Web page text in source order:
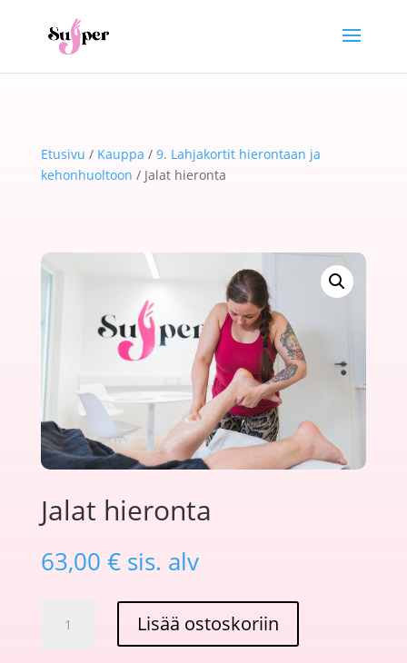
Etusivu / Kauppa / 9. Lahjakortit hierontaan ja
kehonhuoltoon / Jalat hieronta
Jalat hieronta
63,00 € sis. alv
hieronta
Lisää ostoskoriin